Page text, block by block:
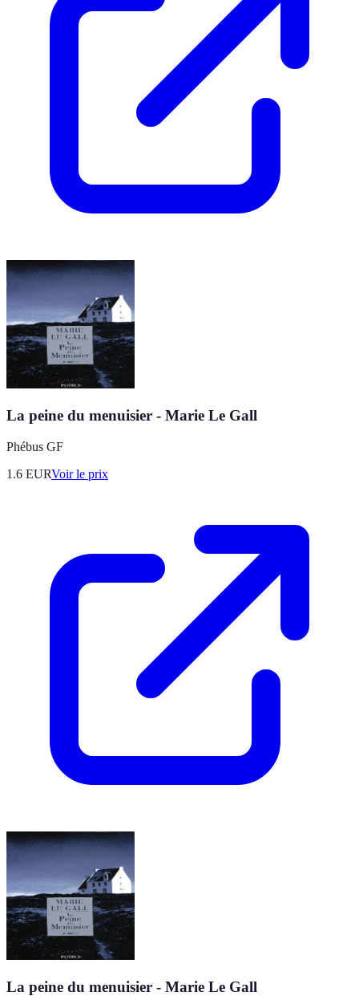
La peine du menuisier - Marie Le Gall
Phébus GF
1.6 EURVoir le prix
La peine du menuisier - Marie Le Gall